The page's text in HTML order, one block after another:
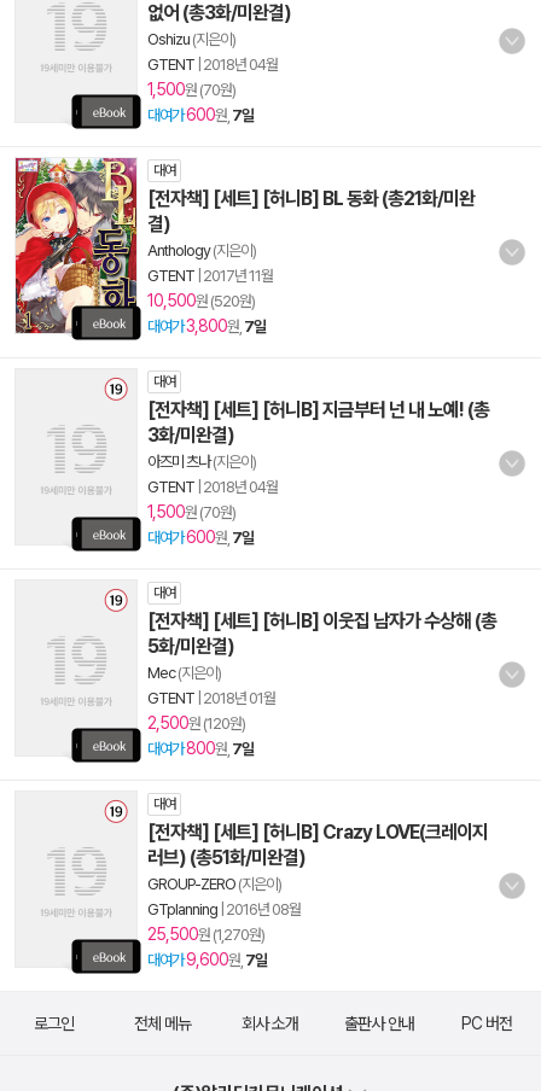
없어 (총3화/미완결)
Oshizu (지은이)
GTENT 2018년 04월
1,500원 (70원)
대여가600원, 7일
대여
[전자책] [세트] [허니B] BL 동화 (총21화/미완
결)
Anthology(지은이)
GTENT 2017년 11월
10,500원 (520원)
대여가3,800원, 7일
대여
[전자책] [세트] [허니B] 지금부터 넌 내 노예! (총
3화/미완결)
아즈미 츠나(지은이)
GTENT 2018년 04월
1,500원 (70원)
대여가600원, 7일
대여
[전자책] [세트] [허니B] 이웃집 남자가 수상해 (총
5화/미완결)
Mec(지은이)
GTENT 2018년 01월
2,500원 (120원)
대여가800원, 7일
대여
[전자책] [세트] [허니B] Crazy LOVE(크레이지
러브) (총51화/미완결)
GROUP-ZERO (지은이)
GTplanning 2016년 08월
25,500원 (1,270원)
대여가9,600원, 7일
로그인 전체 메뉴 회사 소개 출판사 안내 PC 버전